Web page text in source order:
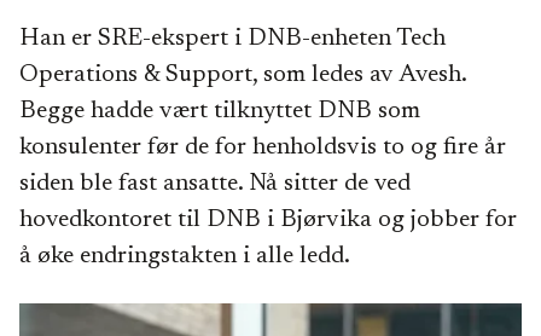
Han er SRE-ekspert i DNB-enheten Tech
Operations & Support, som ledes av Avesh.
Begge hadde vært tilknyttet DNB som
konsulenter før de for henholdsvis to og fire år
siden ble fast ansatte. Nå sitter de ved
hovedkontoret til DNB i Bjørvika og jobber for
å øke endringstakten i alle ledd.